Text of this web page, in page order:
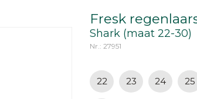
Fresk
Shark (maat 22-30)
Nr.: 27951
22 23 24 25